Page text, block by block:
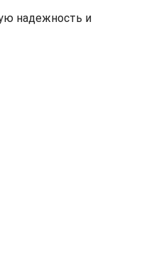
надежность и